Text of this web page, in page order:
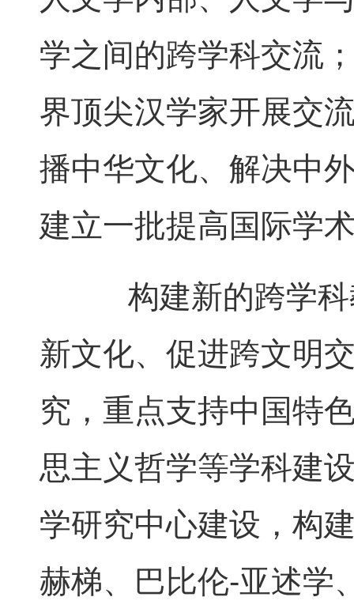
学之间的跨学科交流
界顶尖汉学家开展交
播中华文化、解决中
建立一批提高国际学
构建新的跨学科
新文化、促进跨文明
究，重点支持中国特
思主义哲学等学科建
学研究中心建设，构
赫梯、巴比伦-亚述学